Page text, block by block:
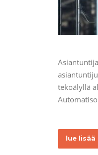
tekoälyllä
lue lisää